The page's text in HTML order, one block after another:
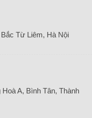
100×100 mm
Từ Liêm, Hà Nội
A, Bình Tân, Thành